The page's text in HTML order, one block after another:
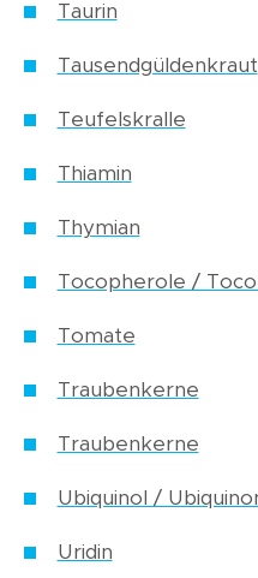
Taurin
Tausendgüldenkraut
Teufelskralle
Thiamin
Thymian
Tocopherole /
Tomate
Traubenkerne
Traubenkerne
Ubiquinol /
Uridin